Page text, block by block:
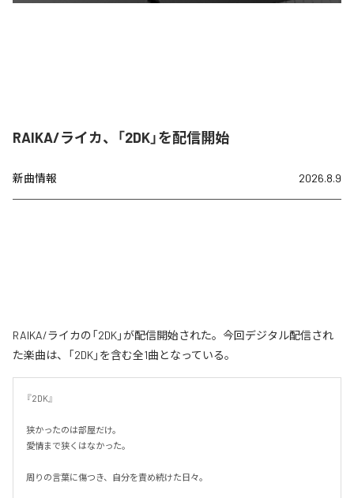
RAIKA/ライカ、「2DK」を配信開始
新曲情報 2026.8.9
RAIKA/ライカの「2DK」が配信開始された。今回デジタル配信され
た楽曲は、「2DK」を含む全1曲となっている。
『2DK』
狭かったのは部屋だけ。
愛情まで狭くはなかった。
周りの言葉に傷つき、自分を責め続けた日々。